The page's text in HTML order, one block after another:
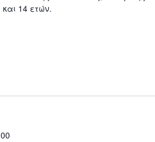
14 ετών.